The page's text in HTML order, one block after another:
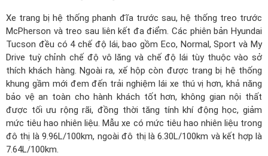
thích khách hàng. Ngoài ra, xế hộp còn được trang bị hệ thống
khung gầm mới đem đến trải nghiệm lái xe thú vị hơn, khả năng
bảo vệ an toàn cho hành khách tốt hơn, không gian nội thất
được tối ưu rộng rãi, đồng thời tăng tính khí động học, giảm
mức tiêu hao nhiên liệu. Mẫu xe có mức tiêu hao nhiên liệu trong
đô thị là 9.96L/100km, ngoài đô thị là 6.30L/100km và kết hợp là
7.64L/100km.
Hệ thống khung gầm N3 mới trênHyundai Tucson 2.0 Xăng
Tiêu Chuẩnđược cấu thành từ các loại thép có độ cứng khác
nhau nhằm đáp ứng các mục đích khác nhau như hấp thụ và